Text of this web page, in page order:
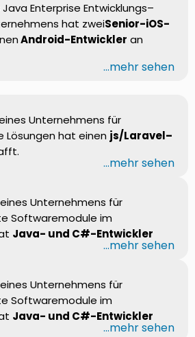
Enterprise Entwicklungs–
hat zweiSenior-iOS-
Android-Entwickler an
...mehr sehen
Unternehmens für
hat einen js/Laravel–
...mehr sehen
Unternehmens für
Softwaremodule im
Java- und C#-Entwickler
...mehr sehen
Unternehmens für
Softwaremodule im
Java- und C#-Entwickler
...mehr sehen